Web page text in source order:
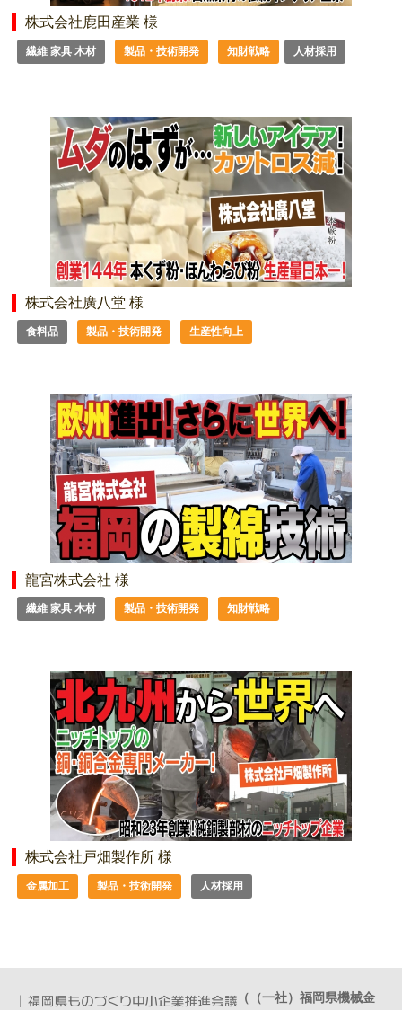
株式会社鹿田産業 様
繊維 家具 木材 製品・技術開発 知財戦略 人材採用
株式会社廣八堂 様
食料品 製品・技術開発 生産性向上
龍宮株式会社 様
繊維 家具 木材 製品・技術開発 知財戦略
株式会社戸畑製作所 様
金属加工 製品・技術開発 人材採用
（（一社）福岡県機械金